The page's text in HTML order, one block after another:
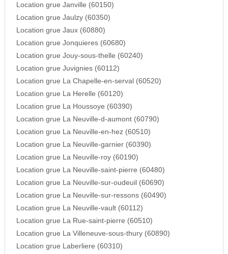
Location grue Janville (60150)
Location grue Jaulzy (60350)
Location grue Jaux (60880)
Location grue Jonquieres (60680)
Location grue Jouy-sous-thelle (60240)
Location grue Juvignies (60112)
Location grue La Chapelle-en-serval (60520)
Location grue La Herelle (60120)
Location grue La Houssoye (60390)
Location grue La Neuville-d-aumont (60790)
Location grue La Neuville-en-hez (60510)
Location grue La Neuville-garnier (60390)
Location grue La Neuville-roy (60190)
Location grue La Neuville-saint-pierre (60480)
Location grue La Neuville-sur-oudeuil (60690)
Location grue La Neuville-sur-ressons (60490)
Location grue La Neuville-vault (60112)
Location grue La Rue-saint-pierre (60510)
Location grue La Villeneuve-sous-thury (60890)
Location grue Laberliere (60310)